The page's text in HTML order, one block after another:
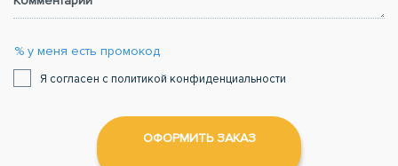
% у меня есть промокод
Я согласен с политикой конфиденциальности
ОФОРМИТЬ ЗАКАЗ